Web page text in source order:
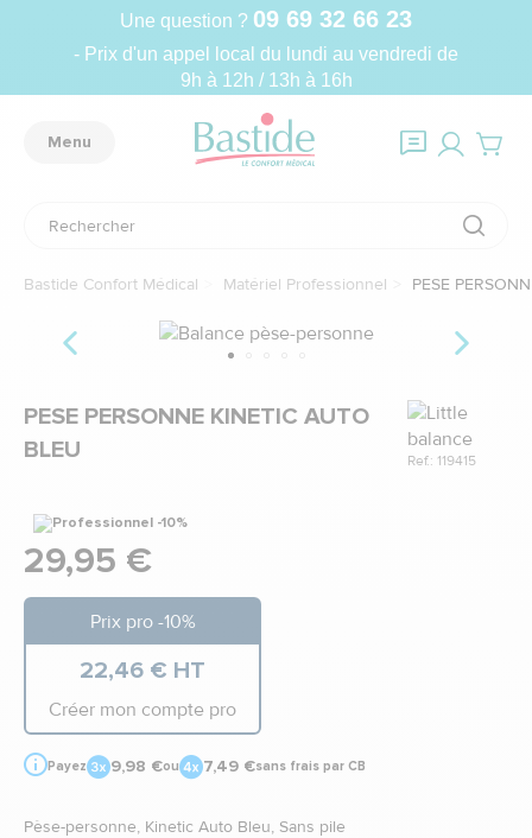
Une question ? 09 69 32 66 23
- Prix d'un appel local du lundi au vendredi de
9h à 12h / 13h à 16h
Menu
Bastide Confort Médical Matériel Professionnel PESE
PESE PERSONNE KINETIC AUTO
BLEU
Marque
Ref.: 119415
29,95 €
Prix pro -10%
22,46 € HT
Créer mon compte pro
Payez 9,98 €ou 7,49 €sans frais par CB
Pèse-personne, Kinetic Auto Bleu, Sans pile